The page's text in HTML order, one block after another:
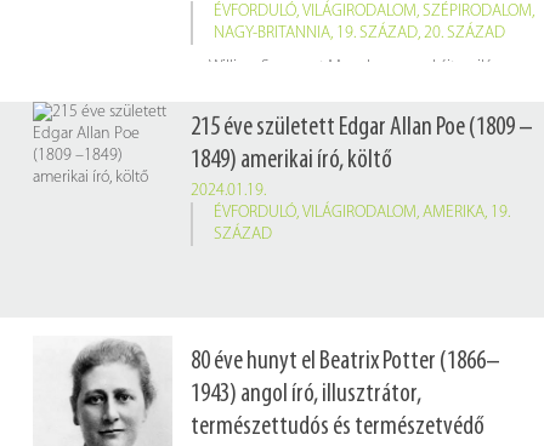
ÉVFORDULÓ, VILÁGIRODALOM, SZÉPIRODALOM,
NAGY-BRITANNIA, 19. SZÁZAD, 20. SZÁZAD
215 éve született Edgar Allan Poe (1809 –
1849) amerikai író, költő
2024.01.19.
ÉVFORDULÓ, VILÁGIRODALOM, AMERIKA, 19.
SZÁZAD
80 éve hunyt el Beatrix Potter (1866–
1943) angol író, illusztrátor,
természettudós és természetvédő